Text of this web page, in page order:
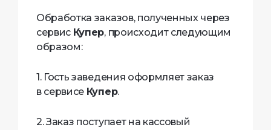
Обработка заказов, полученных через
сервис Купер, происходит следующим
образом:
1. Гость заведения оформляет заказ
в сервисе Купер.
2. Заказ поступает на кассовый